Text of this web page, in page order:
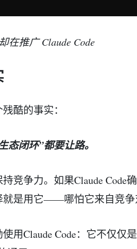
在推广 Claude Code
酷的事实：
态闭环”都要让路。
竞争力。如果Claude Code
是用它——哪怕它来自竞争
用Claude Code：它不仅仅